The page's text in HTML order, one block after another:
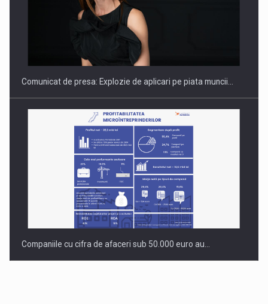
Hard Enduro Piatra Craiului 2026, fueled by benzinariile RO…
Comunicat de presa: Explozie de aplicari pe piata muncii…
Companiile cu cifra de afaceri sub 50.000 euro au…